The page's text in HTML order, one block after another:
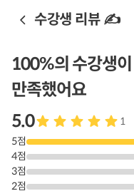
수강생 리뷰 ✍️
100%의 수강생이
만족했어요
5.0
1
5점
4점
3점
2점